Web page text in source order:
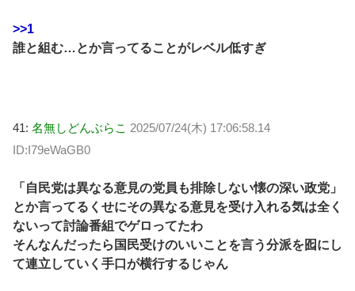
>>1
誰と組む…とか言ってることがレベル低すぎ
41: 名無しどんぶらこ 2025/07/24(木) 17:06:58.14
ID:I79eWaGB0
「自民党は異なる意見の党員も排除しない懐の深い政党」
とか言ってるくせにその異なる意見を受け入れる気は全く
ないって討論番組でゲロってたわ
そんなんだったら国民受けのいいことを言う分派を囮にし
て連立していく手口が横行するじゃん